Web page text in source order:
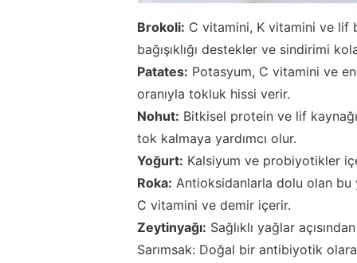
Brokoli: C vitamini, K vitamini ve lif
bağışıklığı destekler ve sindirimi
Patates: Potasyum, C vitamini ve
oranıyla tokluk hissi verir.
Nohut: Bitkisel protein ve lif
tok kalmaya yardımcı olur.
Yoğurt: Kalsiyum ve probiyotikler
Roka: Antioksidanlarla dolu olan bu
C vitamini ve demir içerir.
Zeytinyağı: Sağlıklı yağlar
Sarımsak: Doğal bir antibiyotik